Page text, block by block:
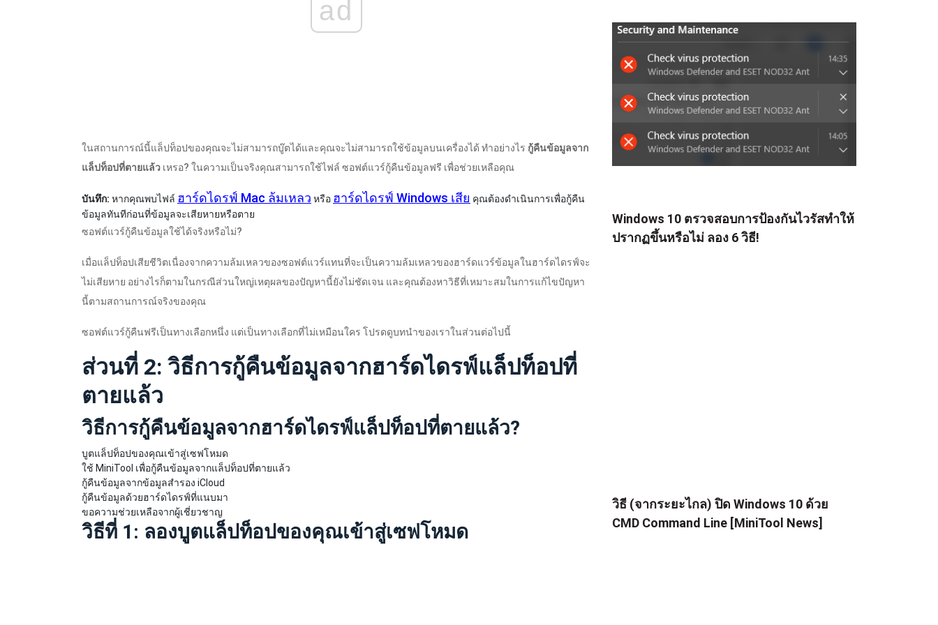
ad
ในสถานการณ์นี้แล็ปท็อปของคุณจะไม่สามารถบู๊ตได้และคุณจะไม่สามารถใช้ข้อมูลบนเครื่องได้ ทำอย่างไร กู้คืนข้อมูลจาก
แล็ปท็อปที่ตายแล้ว เหรอ? ในความเป็นจริงคุณสามารถใช้ไฟล์ ซอฟต์แวร์กู้คืนข้อมูลฟรี เพื่อช่วยเหลือคุณ
บันทึก: หากคุณพบไฟล์ ฮาร์ดไดรฟ์ Mac ล้มเหลว หรือ ฮาร์ดไดรฟ์ Windows เสีย คุณต้องดำเนินการเพื่อกู้คืน
ข้อมูลทันทีก่อนที่ข้อมูลจะเสียหายหรือตาย
ซอฟต์แวร์กู้คืนข้อมูลใช้ได้จริงหรือไม่?
เมื่อแล็ปท็อปเสียชีวิตเนื่องจากความล้มเหลวของซอฟต์แวร์แทนที่จะเป็นความล้มเหลวของฮาร์ดแวร์ข้อมูลในฮาร์ดไดรฟ์จะ
ไม่เสียหาย อย่างไรก็ตามในกรณีส่วนใหญ่เหตุผลของปัญหานี้ยังไม่ชัดเจน และคุณต้องหาวิธีที่เหมาะสมในการแก้ไขปัญหา
นี้ตามสถานการณ์จริงของคุณ
ซอฟต์แวร์กู้คืนฟรีเป็นทางเลือกหนึ่ง แต่เป็นทางเลือกที่ไม่เหมือนใคร โปรดดูบทนำของเราในส่วนต่อไปนี้
ส่วนที่ 2: วิธีการกู้คืนข้อมูลจากฮาร์ดไดรฟ์แล็ปท็อปที่
ตายแล้ว
วิธีการกู้คืนข้อมูลจากฮาร์ดไดรฟ์แล็ปท็อปที่ตายแล้ว?
บูตแล็ปท็อปของคุณเข้าสู่เซฟโหมด
ใช้ MiniTool เพื่อกู้คืนข้อมูลจากแล็ปท็อปที่ตายแล้ว
กู้คืนข้อมูลจากข้อมูลสำรอง iCloud
กู้คืนข้อมูลด้วยฮาร์ดไดรฟ์ที่แนบมา
ขอความช่วยเหลือจากผู้เชี่ยวชาญ
วิธีที่ 1: ลองบูตแล็ปท็อปของคุณเข้าสู่เซฟโหมด
Windows 10 ตรวจสอบการป้องกันไวรัสทำให้
ปรากฏขึ้นหรือไม่ ลอง 6 วิธี!
วิธี (จากระยะไกล) ปิด Windows 10 ด้วย
CMD Command Line [MiniTool News]